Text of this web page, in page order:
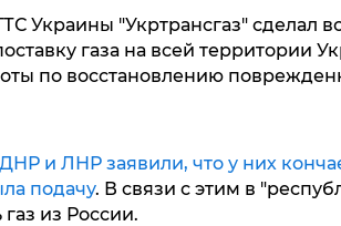
Украины "Укртрансгаз" сделал
газа на всей территории
по восстановлению
и ЛНР заявили, что у них
подачу. В связи с этим в
из России.